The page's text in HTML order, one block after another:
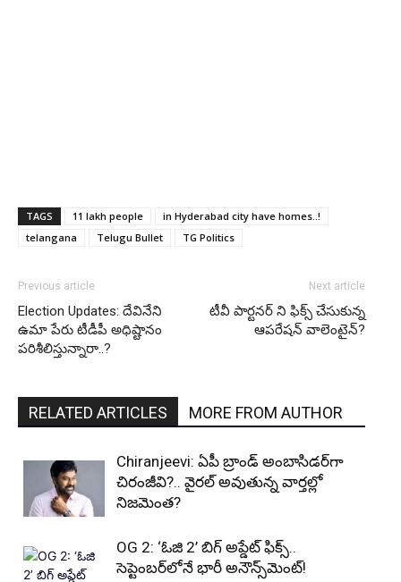
TAGS 11 lakh people
in Hyderabad city have homes..!
telangana
Telugu Bullet TG Politics
Previous article
Election Updates: దేవినేని
ఉమా పేరు టీడీపీ అధిష్టానం
పరిశీలిస్తున్నారా..?
Next article
టీవీ పార్టనర్ ని ఫిక్స్ చేసుకున్న
ఆపరేషన్ వాలెంటైన్?
RELATED ARTICLES MORE FROM AUTHOR
Chiranjeevi: ఏపీ బ్రాండ్ అంబాసిడర్‌గా
చిరంజీవి?.. వైరల్ అవుతున్న వార్తల్లో
నిజమెంత?
OG 2: ‘ఓజి 2’ బిగ్ అప్డేట్ ఫిక్స్..
సెప్టెంబర్‌లోనే భారీ అనౌన్స్‌మెంట్!